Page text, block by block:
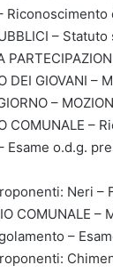
–
DEI GIOVANI
–
COMUNALE
Esame o.d.g.
Neri –
COMUNALE
–